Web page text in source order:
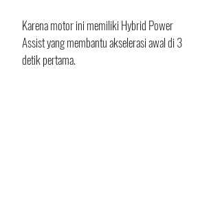
Karena motor ini memiliki Hybrid Power
Assist yang membantu akselerasi awal di 3
detik pertama.